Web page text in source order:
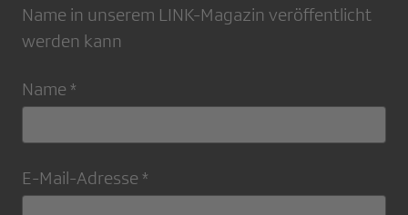
Name in unserem LINK-Magazin veröffentlicht
werden kann
Name *
E-Mail-Adresse *